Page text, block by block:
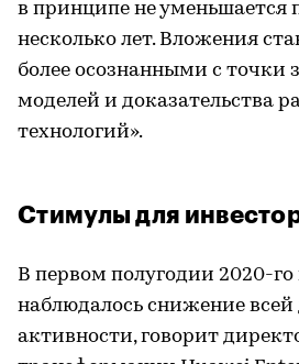
в принципе не уменьшается
несколько лет. Вложения
более осознанными с точки
моделей и доказательства
технологий».
Стимулы для
В первом полугодии 2020-го
наблюдалось снижение всей
активности, говорит